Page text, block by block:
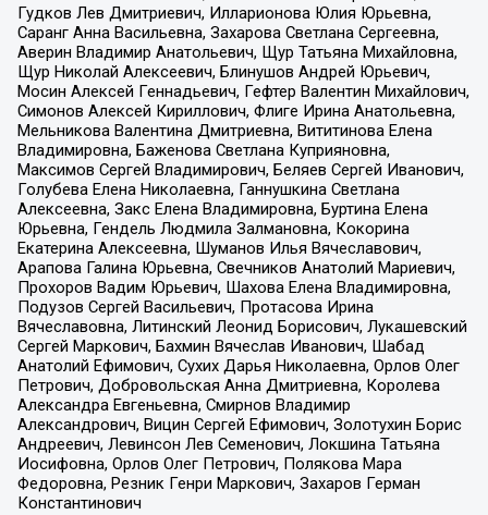
Гудков Лев Дмитриевич, Илларионова Юлия Юрьевна,
Саранг Анна Васильевна, Захарова Светлана Сергеевна,
Аверин Владимир Анатольевич, Щур Татьяна Михайловна,
Щур Николай Алексеевич, Блинушов Андрей Юрьевич,
Мосин Алексей Геннадьевич, Гефтер Валентин Михайлович,
Симонов Алексей Кириллович, Флиге Ирина Анатольевна,
Мельникова Валентина Дмитриевна, Вититинова Елена
Владимировна, Баженова Светлана Куприяновна,
Максимов Сергей Владимирович, Беляев Сергей Иванович,
Голубева Елена Николаевна, Ганнушкина Светлана
Алексеевна, Закс Елена Владимировна, Буртина Елена
Юрьевна, Гендель Людмила Залмановна, Кокорина
Екатерина Алексеевна, Шуманов Илья Вячеславович,
Арапова Галина Юрьевна, Свечников Анатолий Мариевич,
Прохоров Вадим Юрьевич, Шахова Елена Владимировна,
Подузов Сергей Васильевич, Протасова Ирина
Вячеславовна, Литинский Леонид Борисович, Лукашевский
Сергей Маркович, Бахмин Вячеслав Иванович, Шабад
Анатолий Ефимович, Сухих Дарья Николаевна, Орлов Олег
Петрович, Добровольская Анна Дмитриевна, Королева
Александра Евгеньевна, Смирнов Владимир
Александрович, Вицин Сергей Ефимович, Золотухин Борис
Андреевич, Левинсон Лев Семенович, Локшина Татьяна
Иосифовна, Орлов Олег Петрович, Полякова Мара
Федоровна, Резник Генри Маркович, Захаров Герман
Константинович